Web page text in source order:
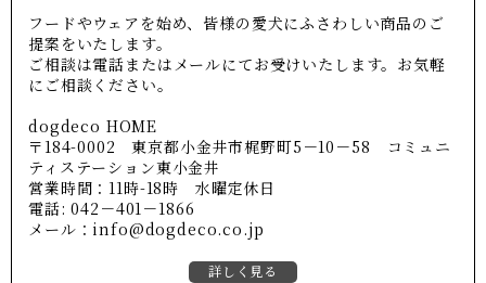
フードやウェアを始め、皆様の愛犬にふさわしい商品のご
提案をいたします。
ご相談は電話またはメールにてお受けいたします。お気軽
にご相談ください。
dogdeco HOME
〒184-0002 東京都小金井市梶野町5－10－58 コミュニ
ティステーション東小金井
営業時間：11時-18時 水曜定休日
電話: 042－401－1866
メール：info@dogdeco.co.jp
詳しく見る